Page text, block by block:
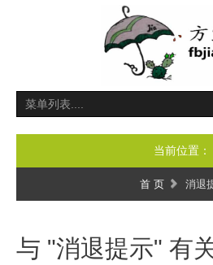
当前位置：
首 页 消退
与 "消退提示" 有